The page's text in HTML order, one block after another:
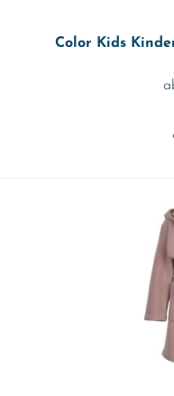
Color Kids